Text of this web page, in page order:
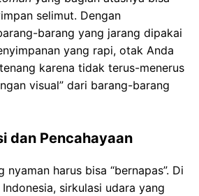
selimut. Dengan
barang yang jarang dipakai
yang rapi, otak Anda
karena tidak terus-menerus
visual” dari barang-barang
dan Pencahayaan
nyaman harus bisa “bernapas”. Di
sirkulasi udara yang